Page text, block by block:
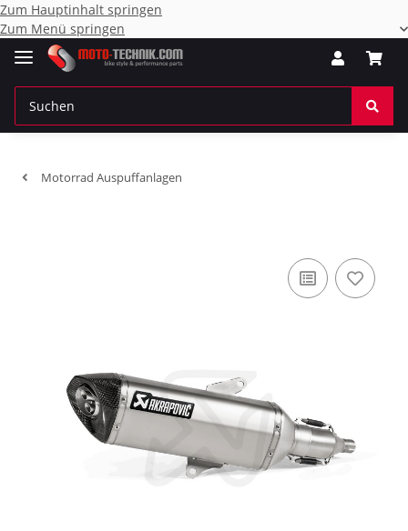
Zum Hauptinhalt springen
Zum Menü springen
Motorrad Auspuffanlagen